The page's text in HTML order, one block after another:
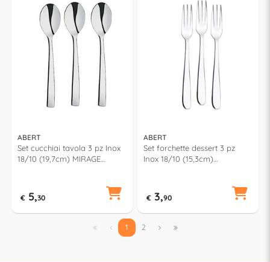
ABERT
Set cucchiai tavola 3 pz Inox
18/10 (19,7cm) MIRAGE
€ 5,30
ABERT
Set forchette dessert 3 pz
Inox 18/10 (15,3cm)
€ 3,90
  1 2  